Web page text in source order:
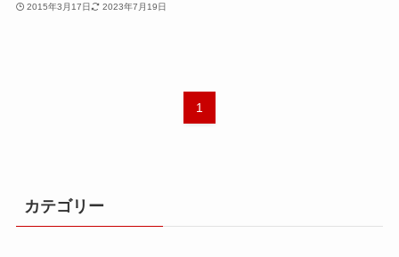
2015年3月17日 2023年7月19日
1
カテゴリー